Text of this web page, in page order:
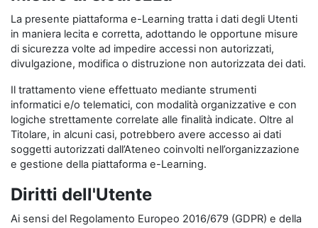
La presente piattaforma e-Learning tratta i dati degli Utenti
in maniera lecita e corretta, adottando le opportune misure
di sicurezza volte ad impedire accessi non autorizzati,
divulgazione, modifica o distruzione non autorizzata dei dati.
Il trattamento viene effettuato mediante strumenti
informatici e/o telematici, con modalità organizzative e con
logiche strettamente correlate alle finalità indicate. Oltre al
Titolare, in alcuni casi, potrebbero avere accesso ai dati
soggetti autorizzati dall’Ateneo coinvolti nell’organizzazione
e gestione della piattaforma e-Learning.
Diritti dell'Utente
Ai sensi del Regolamento Europeo 2016/679 (GDPR) e della